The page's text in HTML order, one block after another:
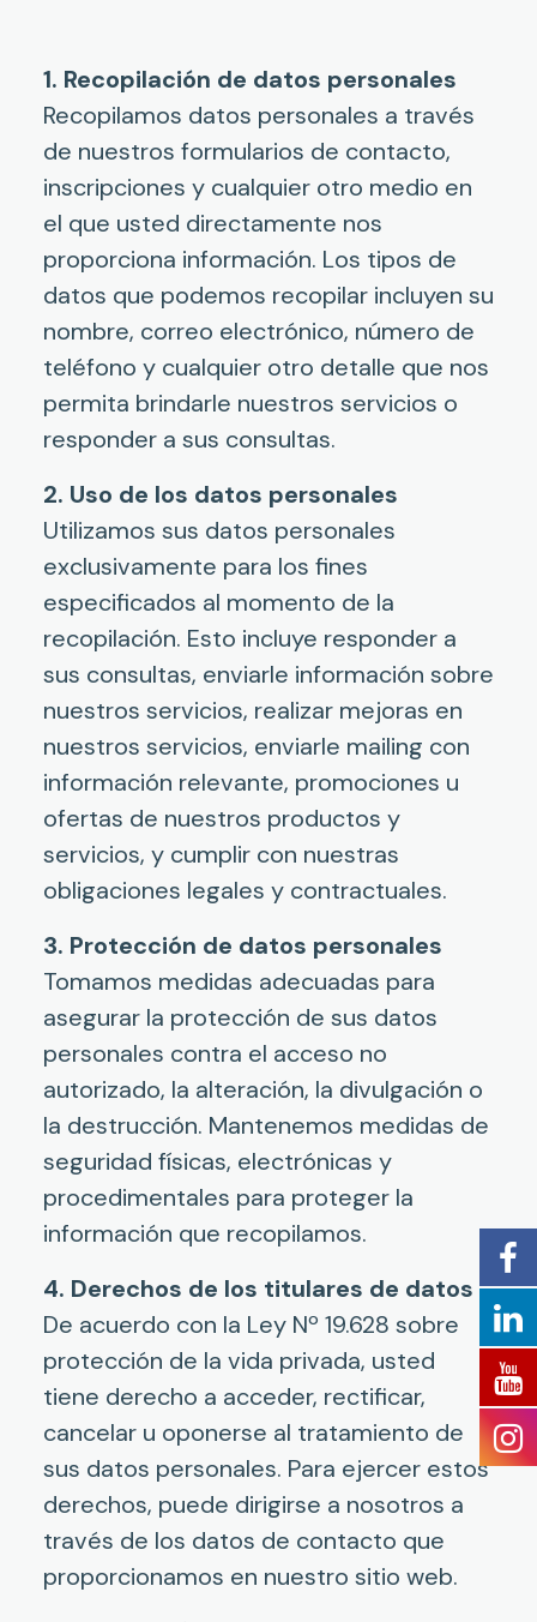
1. Recopilación de datos personales
Recopilamos datos personales a través
de nuestros formularios de contacto,
inscripciones y cualquier otro medio en
el que usted directamente nos
proporciona información. Los tipos de
datos que podemos recopilar incluyen su
nombre, correo electrónico, número de
teléfono y cualquier otro detalle que nos
permita brindarle nuestros servicios o
responder a sus consultas.
2. Uso de los datos personales
Utilizamos sus datos personales
exclusivamente para los fines
especificados al momento de la
recopilación. Esto incluye responder a
sus consultas, enviarle información sobre
nuestros servicios, realizar mejoras en
nuestros servicios, enviarle mailing con
información relevante, promociones u
ofertas de nuestros productos y
servicios, y cumplir con nuestras
obligaciones legales y contractuales.
3. Protección de datos personales
Tomamos medidas adecuadas para
asegurar la protección de sus datos
personales contra el acceso no
autorizado, la alteración, la divulgación o
la destrucción. Mantenemos medidas de
seguridad físicas, electrónicas y
procedimentales para proteger la
información que recopilamos.
4. Derechos de los titulares de datos
De acuerdo con la Ley Nº 19.628 sobre
protección de la vida privada, usted
tiene derecho a acceder, rectificar,
cancelar u oponerse al tratamiento de
sus datos personales. Para ejercer estos
derechos, puede dirigirse a nosotros a
través de los datos de contacto que
proporcionamos en nuestro sitio web.